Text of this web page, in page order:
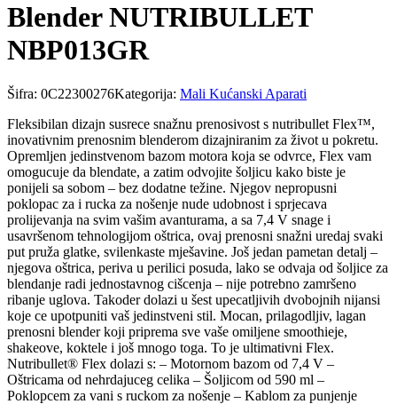
Blender NUTRIBULLET
NBP013GR
Šifra: 0C22300276Kategorija: Mali Kućanski Aparati
Fleksibilan dizajn susrece snažnu prenosivost s nutribullet Flex™,
inovativnim prenosnim blenderom dizajniranim za život u pokretu.
Opremljen jedinstvenom bazom motora koja se odvrce, Flex vam
omogucuje da blendate, a zatim odvojite šoljicu kako biste je
ponijeli sa sobom – bez dodatne težine. Njegov nepropusni
poklopac za i rucka za nošenje nude udobnost i sprjecava
prolijevanja na svim vašim avanturama, a sa 7,4 V snage i
usavršenom tehnologijom oštrica, ovaj prenosni snažni uredaj svaki
put pruža glatke, svilenkaste mješavine. Još jedan pametan detalj –
njegova oštrica, periva u perilici posuda, lako se odvaja od šoljice za
blendanje radi jednostavnog cišcenja – nije potrebno zamršeno
ribanje uglova. Takoder dolazi u šest upecatljivih dvobojnih nijansi
koje ce upotpuniti vaš jedinstveni stil. Mocan, prilagodljiv, lagan
prenosni blender koji priprema sve vaše omiljene smoothieje,
shakeove, koktele i još mnogo toga. To je ultimativni Flex.
Nutribullet® Flex dolazi s: – Motornom bazom od 7,4 V –
Oštricama od nehrdajuceg celika – Šoljicom od 590 ml –
Poklopcem za vani s ruckom za nošenje – Kablom za punjenje